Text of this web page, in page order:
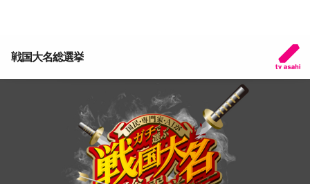
戦国大名総選挙